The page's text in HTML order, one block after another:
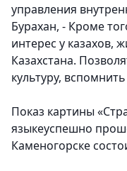
управления
Бурахан, - Кроме
интерес у казахов,
Казахстана.
культуру,
Показ картины
языкеуспешно
Каменогорске